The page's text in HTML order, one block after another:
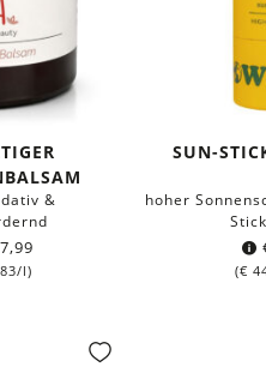
&
/l)
SUN-
hoher
(€